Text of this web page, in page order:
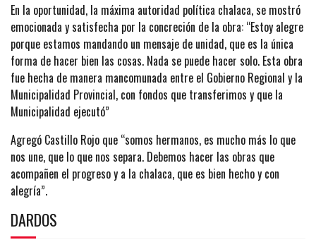
En la oportunidad, la máxima autoridad política chalaca, se mostró
emocionada y satisfecha por la concreción de la obra: “Estoy alegre
porque estamos mandando un mensaje de unidad, que es la única
forma de hacer bien las cosas. Nada se puede hacer solo. Esta obra
fue hecha de manera mancomunada entre el Gobierno Regional y la
Municipalidad Provincial, con fondos que transferimos y que la
Municipalidad ejecutó”
Agregó Castillo Rojo que “somos hermanos, es mucho más lo que
nos une, que lo que nos separa. Debemos hacer las obras que
acompañen el progreso y a la chalaca, que es bien hecho y con
alegría”.
DARDOS